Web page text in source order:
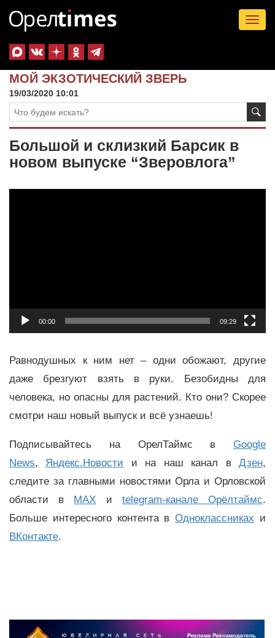
МОЙ ЭКЗОТИЧЕСКИЙ ЗВЕРЬ
19/03/2020 10:01
Большой и склизкий Барсик в
новом выпуске “Зверовлога”
00:00 09:29
Равнодушных к ним нет – одни обожают, другие
даже брезгуют взять в руки. Безобидны для
человека, но опасны для растений. Кто они? Скорее
смотри наш новый выпуск и всё узнаешь!
Подписывайтесь на ОрелТаймс в Google
News, Яндекс.Новости и на наш канал вДзен,
следите за главными новостями Орла и Орловской
области в MAX и telegram-канале Орёлтаймс.
Больше интересного контента вОдноклассниках и
ВКонтакте.